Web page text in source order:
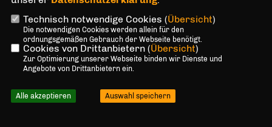
Technisch notwendige Cookies (Übersicht)
Die notwendigen Cookies werden allein für den
ordnungsgemäßen Gebrauch der Webseite benötigt.
Cookies von Drittanbietern (Übersicht)
Zur Optimierung unserer Webseite binden wir Dienste und
Angebote von Drittanbietern ein.
Alle akzeptieren Auswahl speichern